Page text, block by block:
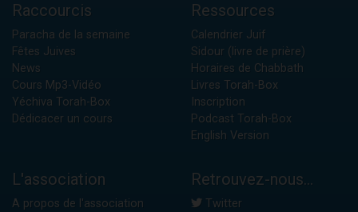
Raccourcis
Paracha de la semaine
Fêtes Juives
News
Cours Mp3-Vidéo
Yéchiva Torah-Box
Dédicacer un cours
Ressources
Calendrier Juif
Sidour (livre de prière)
Horaires de Chabbath
Livres Torah-Box
Inscription
Podcast Torah-Box
English Version
L'association
A propos de l'association
Retrouvez-nous...
Twitter